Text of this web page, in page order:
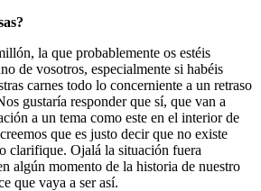
la que probablemente os estéis
de vosotros, especialmente si habéis
carnes todo lo concerniente a un retraso
gustaría responder que sí, que van a
a un tema como este en el interior de
que es justo decir que no existe
clarifique. Ojalá la situación fuera
algún momento de la historia de nuestro
que vaya a ser así.